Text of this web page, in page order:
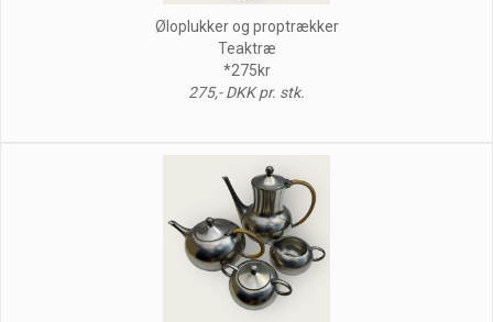
Øloplukker og proptrækker
Teaktræ
*275kr
275,- DKK pr. stk.